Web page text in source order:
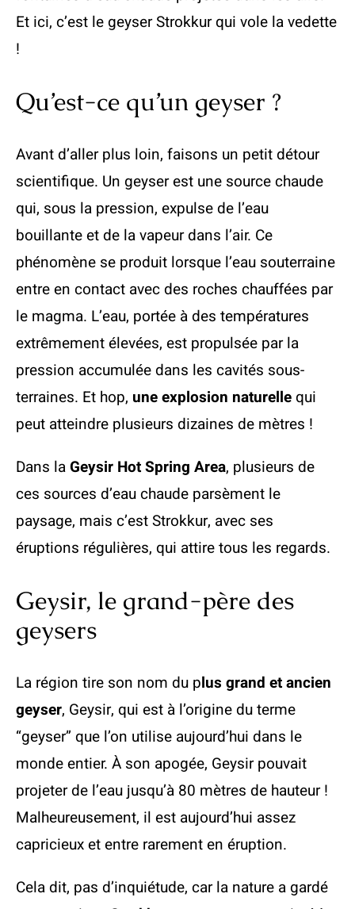
Et ici, c’est le geyser Strokkur qui vole la vedette
!
Qu’est-ce qu’un geyser ?
Avant d’aller plus loin, faisons un petit détour
scientifique. Un geyser est une source chaude
qui, sous la pression, expulse de l’eau
bouillante et de la vapeur dans l’air. Ce
phénomène se produit lorsque l’eau souterraine
entre en contact avec des roches chauffées par
le magma. L’eau, portée à des températures
extrêmement élevées, est propulsée par la
pression accumulée dans les cavités sous-
terraines. Et hop, une explosion naturelle qui
peut atteindre plusieurs dizaines de mètres !
Dans laGeysir Hot Spring Area, plusieurs de
ces sources d’eau chaude parsèment le
paysage, mais c’est Strokkur, avec ses
éruptions régulières, qui attire tous les regards.
Geysir, le grand-père des
geysers
La région tire son nom du plus grand et ancien
geyser, Geysir, qui est à l’origine du terme
“geyser” que l’on utilise aujourd’hui dans le
monde entier. À son apogée, Geysir pouvait
projeter de l’eau jusqu’à 80 mètres de hauteur !
Malheureusement, il est aujourd’hui assez
capricieux et entre rarement en éruption.
Cela dit, pas d’inquiétude, car la nature a gardé